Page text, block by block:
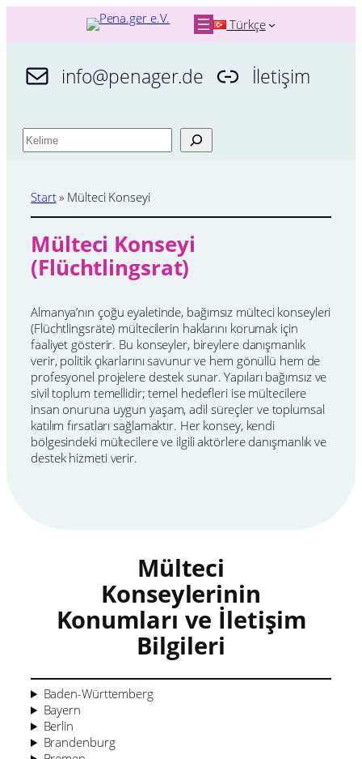
Türkçe
info@penager.de İletişim
A
r
Start» Mülteci Konseyi
Mülteci Konseyi
(Flüchtlingsrat)
Almanya’nın çoğu eyaletinde, bağımsız mülteci konseyleri
(Flüchtlingsräte) mültecilerin haklarını korumak için
faaliyet gösterir. Bu konseyler, bireylere danışmanlık
verir, politik çıkarlarını savunur ve hem gönüllü hem de
profesyonel projelere destek sunar. Yapıları bağımsız ve
sivil toplum temellidir; temel hedefleri ise mültecilere
insan onuruna uygun yaşam, adil süreçler ve toplumsal
katılım fırsatları sağlamaktır. Her konsey, kendi
bölgesindeki mültecilere ve ilgili aktörlere danışmanlık ve
destek hizmeti verir.
Mülteci
Konseylerinin
Konumları ve İletişim
Bilgileri
Baden-Württemberg
Bayern
Berlin
Brandenburg